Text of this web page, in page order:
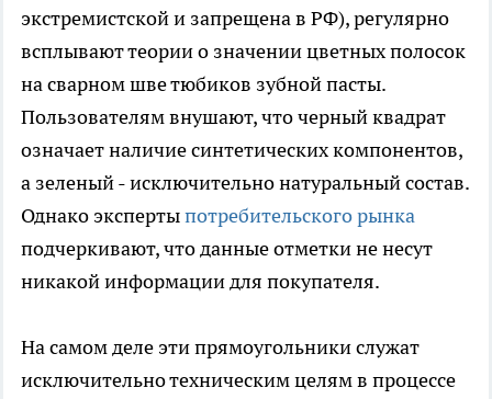
экстремистской и запрещена в РФ), регулярно
всплывают теории о значении цветных полосок
на сварном шве тюбиков зубной пасты.
Пользователям внушают, что черный квадрат
означает наличие синтетических компонентов,
а зеленый - исключительно натуральный состав.
Однако экспертыпотребительского рынка
подчеркивают, что данные отметки не несут
никакой информации для покупателя.
На самом деле эти прямоугольники служат
исключительно техническим целям в процессе